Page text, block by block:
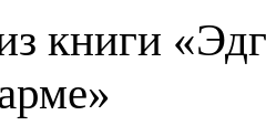
книги